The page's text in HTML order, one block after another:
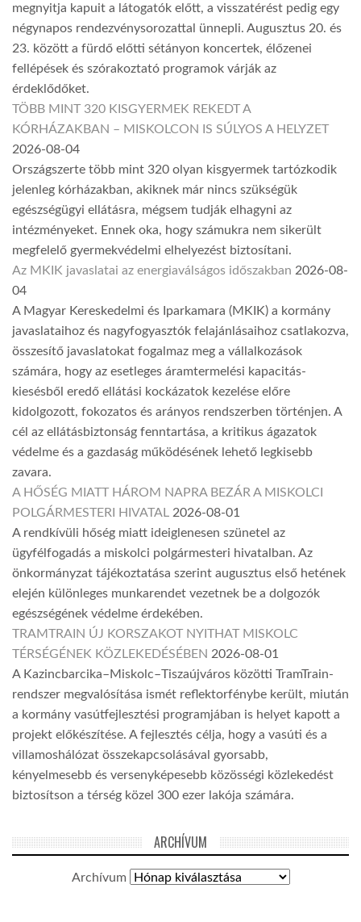
megnyitja kapuit a látogatók előtt, a visszatérést pedig egy
négynapos rendezvénysorozattal ünnepli. Augusztus 20. és
23. között a fürdő előtti sétányon koncertek, élőzenei
fellépések és szórakoztató programok várják az
érdeklődőket.
TÖBB MINT 320 KISGYERMEK REKEDT A
KÓRHÁZAKBAN – MISKOLCON IS SÚLYOS A HELYZET
2026-08-04
Országszerte több mint 320 olyan kisgyermek tartózkodik
jelenleg kórházakban, akiknek már nincs szükségük
egészségügyi ellátásra, mégsem tudják elhagyni az
intézményeket. Ennek oka, hogy számukra nem sikerült
megfelelő gyermekvédelmi elhelyezést biztosítani.
Az MKIK javaslatai az energiaválságos időszakban 2026-08-
04
A Magyar Kereskedelmi és Iparkamara (MKIK) a kormány
javaslataihoz és nagyfogyasztók felajánlásaihoz csatlakozva,
összesítő javaslatokat fogalmaz meg a vállalkozások
számára, hogy az esetleges áramtermelési kapacitás-
kiesésből eredő ellátási kockázatok kezelése előre
kidolgozott, fokozatos és arányos rendszerben történjen. A
cél az ellátásbiztonság fenntartása, a kritikus ágazatok
védelme és a gazdaság működésének lehető legkisebb
zavara.
A HŐSÉG MIATT HÁROM NAPRA BEZÁR A MISKOLCI
POLGÁRMESTERI HIVATAL 2026-08-01
A rendkívüli hőség miatt ideiglenesen szünetel az
ügyfélfogadás a miskolci polgármesteri hivatalban. Az
önkormányzat tájékoztatása szerint augusztus első hetének
elején különleges munkarendet vezetnek be a dolgozók
egészségének védelme érdekében.
TRAMTRAIN ÚJ KORSZAKOT NYITHAT MISKOLC
TÉRSÉGÉNEK KÖZLEKEDÉSÉBEN 2026-08-01
A Kazincbarcika–Miskolc–Tiszaújváros közötti TramTrain-
rendszer megvalósítása ismét reflektorfénybe került, miután
a kormány vasútfejlesztési programjában is helyet kapott a
projekt előkészítése. A fejlesztés célja, hogy a vasúti és a
villamoshálózat összekapcsolásával gyorsabb,
kényelmesebb és versenyképesebb közösségi közlekedést
biztosítson a térség közel 300 ezer lakója számára.
ARCHÍVUM
Archívum